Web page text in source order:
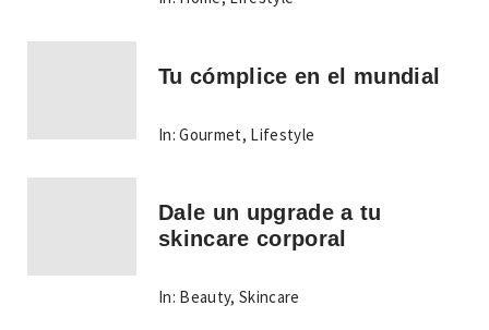
Tu cómplice en el mundial
In: Gourmet, Lifestyle
Dale un upgrade a tu
skincare corporal
In: Beauty,Skincare